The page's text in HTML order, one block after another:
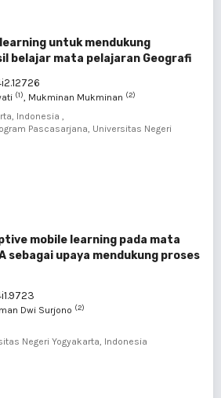
untuk mendukung
belajar mata pelajaran Geografi
(1), Mukminan Mukminan (2)
Indonesia ,
Pascasarjana, Universitas Negeri
mobile learning pada mata
sebagai upaya mendukung proses
Dwi Surjono (2)
Negeri Yogyakarta, Indonesia